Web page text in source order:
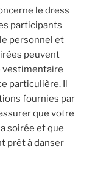
le dress
participants
personnel et
peuvent
vestimentaire
particulière. Il
fournies par
que votre
soirée et que
prêt à danser